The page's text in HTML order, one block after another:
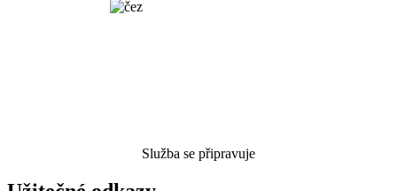
Služba se připravuje